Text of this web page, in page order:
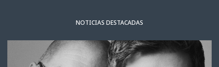
NOTICIAS DESTACADAS